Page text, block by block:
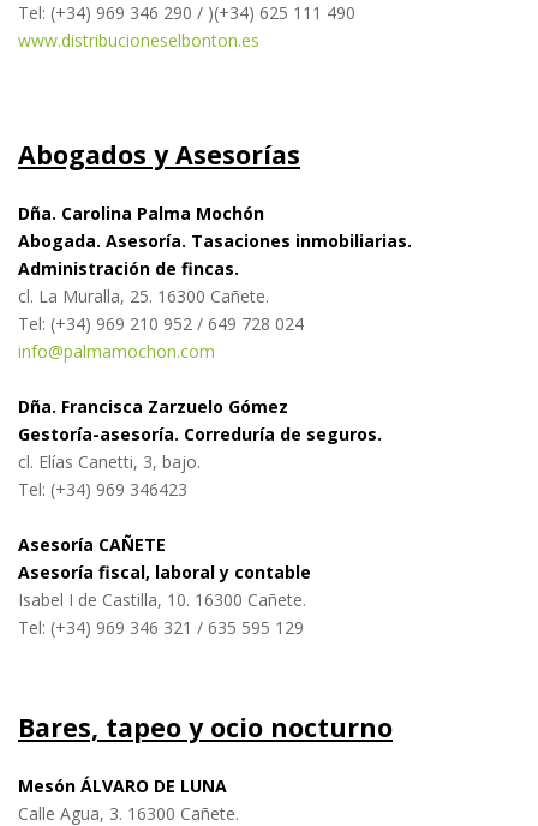
Tel: (+34) 969 346 290 / )(+34) 625 111 490
www.distribucioneselbonton.es
Abogados y Asesorías
Dña. Carolina Palma Mochón
Abogada. Asesoría. Tasaciones inmobiliarias.
Administración de fincas.
cl. La Muralla, 25. 16300 Cañete.
Tel: (+34) 969 210 952 / 649 728 024
info@palmamochon.com
Dña. Francisca Zarzuelo Gómez
Gestoría-asesoría. Correduría de seguros.
cl. Elías Canetti, 3, bajo.
Tel: (+34) 969 346423
Asesoría CAÑETE
Asesoría fiscal, laboral y contable
Isabel I de Castilla, 10. 16300 Cañete.
Tel: (+34) 969 346 321 / 635 595 129
Bares, tapeo y ocio nocturno
Mesón ÁLVARO DE LUNA
Calle Agua, 3. 16300 Cañete.